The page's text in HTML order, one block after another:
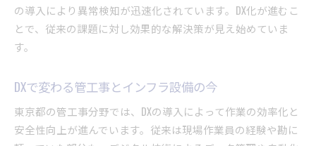
の導入により異常検知が迅速化されています。DX化が進むこ
とで、従来の課題に対し効果的な解決策が見え始めていま
す。
DXで変わる管工事とインフラ設備の今
東京都の管工事分野では、DXの導入によって作業の効率化と
安全性向上が進んでいます。従来は現場作業員の経験や勘に